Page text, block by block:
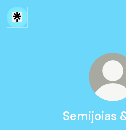
Semijoias